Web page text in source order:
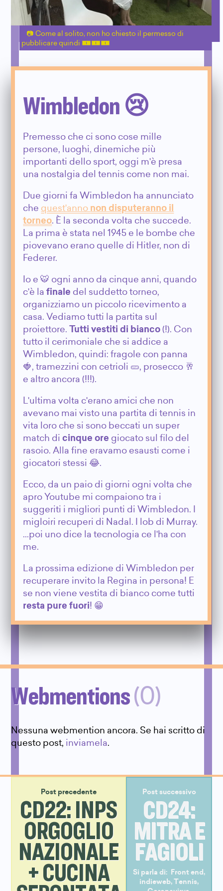
Come al solito, non ho chiesto il permesso di
pubblicare quindi 🀰🀰🀰
Wimbledon 😢
Premesso che ci sono cose mille
persone, luoghi, dinemiche più
importanti dello sport, oggi m'è presa
una nostalgia del tennis come non mai.
Due giorni fa Wimbledon ha annunciato
che quest'anno non disputeranno il
torneo. È la seconda volta che succede.
La prima è stata nel 1945 e le bombe che
piovevano erano quelle di Hitler, non di
Federer.
Io e 🐯 ogni anno da cinque anni, quando
c'è lafinale del suddetto torneo,
organizziamo un piccolo ricevimento a
casa. Vediamo tutti la partita sul
proiettore. Tutti vestiti di bianco (!). Con
tutto il cerimoniale che si addice a
Wimbledon, quindi: fragole con panna
🍓, tramezzini con cetrioli 🥒, prosecco 🥂
e altro ancora (!!!).
L'ultima volta c'erano amici che non
avevano mai visto una partita di tennis in
vita loro che si sono beccati un super
match dicinque ore giocato sul filo del
rasoio. Alla fine eravamo esausti come i
giocatori stessi 😂.
Ecco, da un paio di giorni ogni volta che
apro Youtube mi compaiono tra i
suggeriti i migliori punti di Wimbledon. I
migloiri recuperi di Nadal. I lob di Murray.
...poi uno dice la tecnologia ce l'ha con
me.
La prossima edizione di Wimbledon per
recuperare invito la Regina in persona! E
se non viene vestita di bianco come tutti
resta pure fuori! 😁
Webmentions(0)
Nessuna webmention ancora. Se hai scritto di
questo post, inviamela.
Post precedente
CD22: INPS
ORGOGLIO
NAZIONALE
+ CUCINA
Post successivo
CD24:
MITRA E
FAGIOLI
Si parla di: Front end ,
indieweb, Tennis,